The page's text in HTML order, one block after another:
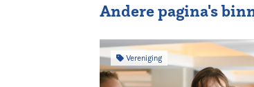
Andere pagina's
Vereniging